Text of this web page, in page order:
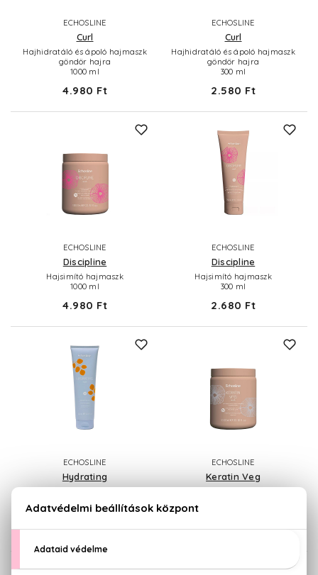
ECHOSLINE
Curl
Hajhidratáló és ápoló hajmaszk
göndör hajra
1000 ml
4.980 Ft
ECHOSLINE
Curl
Hajhidratáló és ápoló hajmaszk
göndör hajra
300 ml
2.580 Ft
ECHOSLINE
Discipline
Hajsimító hajmaszk
1000 ml
4.980 Ft
ECHOSLINE
Discipline
Hajsimító hajmaszk
300 ml
2.680 Ft
ECHOSLINE
Hydrating
ECHOSLINE
Keratin Veg
4.980 Ft